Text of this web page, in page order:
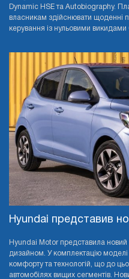
Dynamic HSE та Autobiography.
власникам здійснювати щоденні
керування із нульовими викидами
Hyundai представив
Hyundai Motor представила новий
дизайном. У комплектацію
комфорту та технологій, що до
автомобілях вищих сегментів.